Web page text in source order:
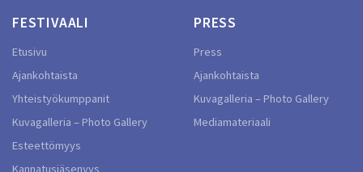
FESTIVAALI
Etusivu
Ajankohtaista
Yhteistyökumppanit
Kuvagalleria – Photo Gallery
Esteettömyys
Kannatusjäsenyys
PRESS
Press
Ajankohtaista
Kuvagalleria – Photo Gallery
Mediamateriaali